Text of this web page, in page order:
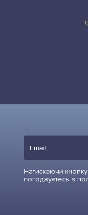
Натискаючи
погоджуєтесь з